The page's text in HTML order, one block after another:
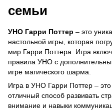
семьи
УНО Гарри Поттер – это
настольной игры, которая
мир Гарри Поттера. Игра
правила УНО с
игре магического шарма.
Игра в УНО Гарри Поттер –
отличный способ развивать
внимание и навыки